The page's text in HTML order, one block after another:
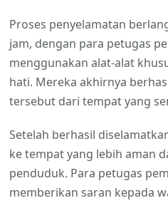
Proses penyelamatan
jam, dengan para petugas
menggunakan alat-alat
hati. Mereka akhirnya
tersebut dari tempat yang
Setelah berhasil
ke tempat yang lebih aman
penduduk. Para petugas
memberikan saran kepada